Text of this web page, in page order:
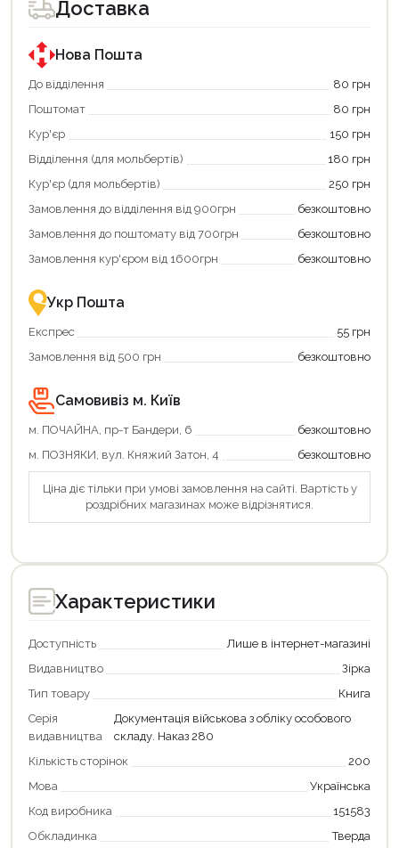
Доставка
Нова Пошта
До відділення
80 грн
Поштомат
80 грн
Кур'єр
150 грн
Відділення (для мольбертів)
180 грн
Кур'єр (для мольбертів)
250 грн
Замовлення до відділення від 900грн
безкоштовно
Замовлення до поштомату від 700грн
безкоштовно
Замовлення кур'єром від 1600грн
безкоштовно
Укр Пошта
Експрес
55 грн
Замовлення від 500 грн
безкоштовно
Самовивіз м. Київ
м. ПОЧАЙНА, пр-т Бандери, 6
безкоштовно
м. ПОЗНЯКИ, вул. Княжий Затон, 4
безкоштовно
Ціна діє тільки при умові замовлення на сайті. Вартість у
роздрібних магазинах може відрізнятися.
Характеристики
Доступність
Лише в інтернет-магазині
Видавництво
Зірка
Тип товару
Книга
Серія
видавництва
Документація військова з обліку особового
складу. Наказ 280
Кількість сторінок
200
Мова
Українська
Код виробника
151583
Обкладинка
Тверда